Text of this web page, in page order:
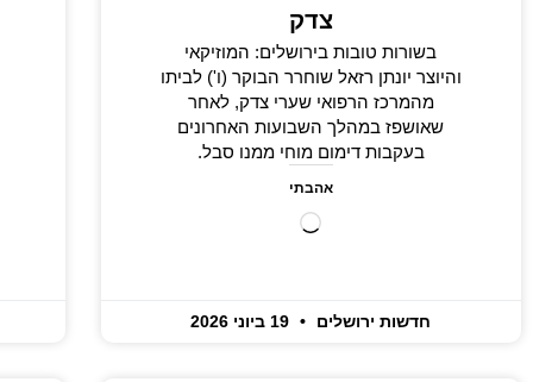
צדק
בשורות טובות בירושלים: המוזיקאי
והיוצר יונתן רזאל שוחרר הבוקר (ו') לביתו
מהמרכז הרפואי שערי צדק, לאחר
שאושפז במהלך השבועות האחרונים
בעקבות דימום מוחי ממנו סבל.
אהבתי
חדשות ירושלים